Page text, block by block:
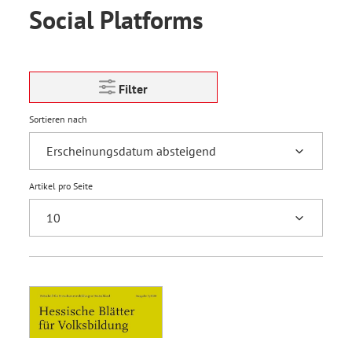
Social Platforms
Filter
Sortieren nach
Artikel pro Seite